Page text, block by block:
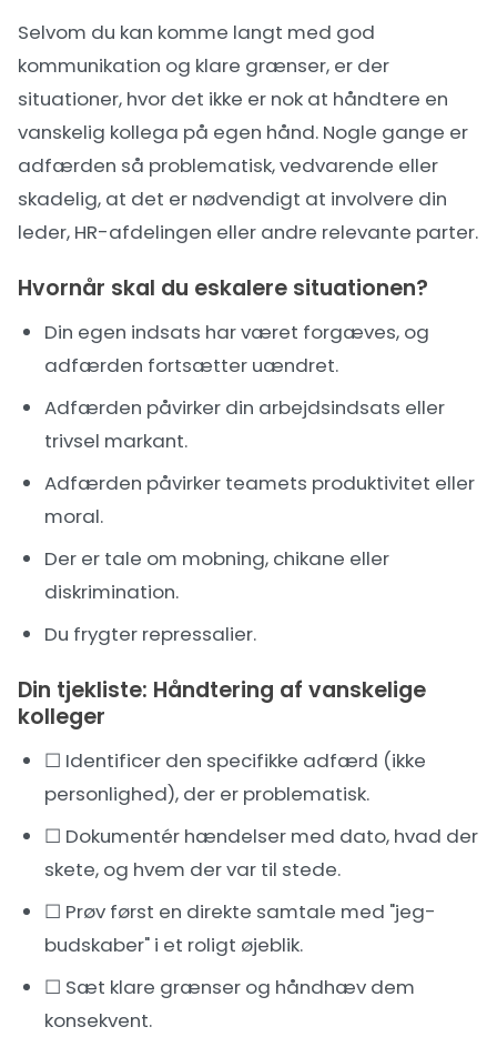
Selvom du kan komme langt med god
kommunikation og klare grænser, er der
situationer, hvor det ikke er nok at håndtere en
vanskelig kollega på egen hånd. Nogle gange er
adfærden så problematisk, vedvarende eller
skadelig, at det er nødvendigt at involvere din
leder, HR-afdelingen eller andre relevante parter.
Hvornår skal du eskalere situationen?
Din egen indsats har været forgæves, og
adfærden fortsætter uændret.
Adfærden påvirker din arbejdsindsats eller
trivsel markant.
Adfærden påvirker teamets produktivitet eller
moral.
Der er tale om mobning, chikane eller
diskrimination.
Du frygter repressalier.
Din tjekliste: Håndtering af vanskelige
kolleger
☐ Identificer den specifikke adfærd (ikke
personlighed), der er problematisk.
☐ Dokumentér hændelser med dato, hvad der
skete, og hvem der var til stede.
☐ Prøv først en direkte samtale med "jeg-
budskaber" i et roligt øjeblik.
☐ Sæt klare grænser og håndhæv dem
konsekvent.